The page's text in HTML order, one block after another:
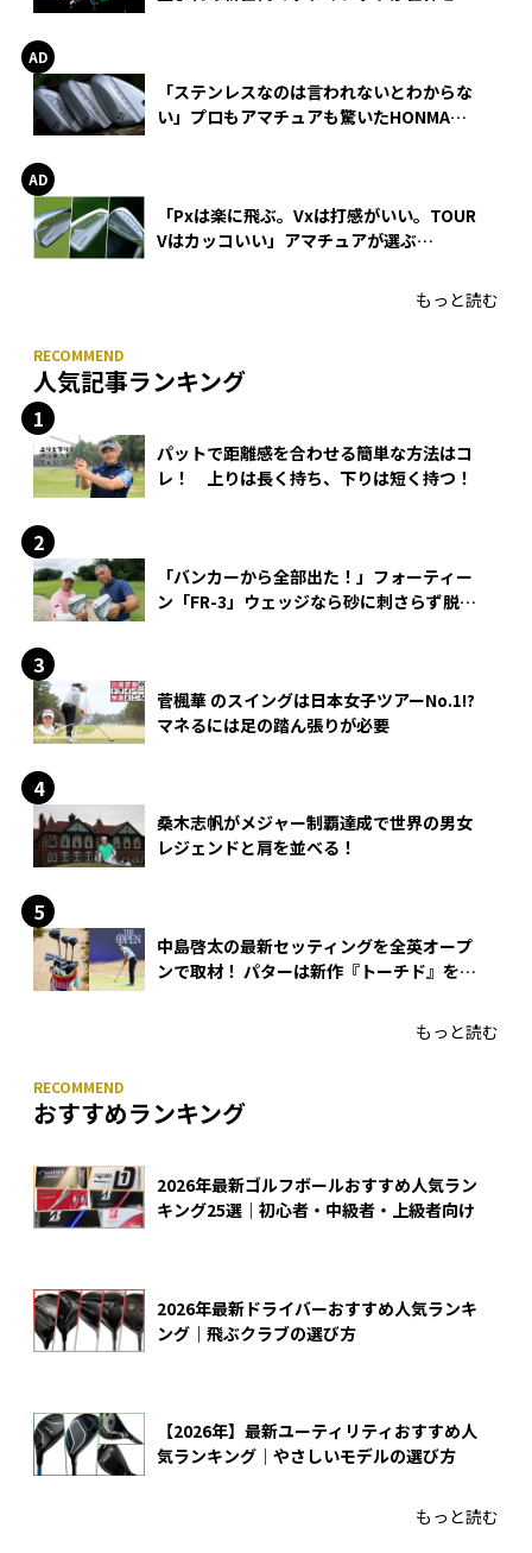
「ステンレスなのは言われないとわからな
い」プロもアマチュアも驚いたHONMA
「Pxは楽に飛ぶ。Vxは打感がいい。TOUR
Vはカッコいい」アマチュアが選ぶ
もっと読む
人気記事ランキング
パットで距離感を合わせる簡単な方法はコ
レ！ 上りは長く持ち、下りは短く持つ！
「バンカーから全部出た！」フォーティー
ン「FR-3」ウェッジなら砂に刺さらず脱出
菅楓華 のスイングは日本女子ツアーNo.1!?
マネるには足の踏ん張りが必要
桑木志帆がメジャー制覇達成で世界の男女
レジェンドと肩を並べる！
中島啓太の最新セッティングを全英オープ
ンで取材！ パターは新作『トーチド』を投
もっと読む
おすすめランキング
2026年最新ゴルフボールおすすめ人気ラン
キング25選｜初心者・中級者・上級者向け
2026年最新ドライバーおすすめ人気ランキ
ング｜飛ぶクラブの選び方
【2026年】最新ユーティリティおすすめ人
気ランキング｜やさしいモデルの選び方
もっと読む